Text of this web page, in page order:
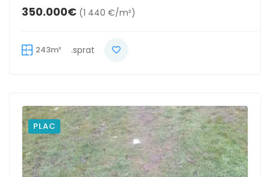
350.000€ (1 440 €/m²)
243m² .sprat
PLAC